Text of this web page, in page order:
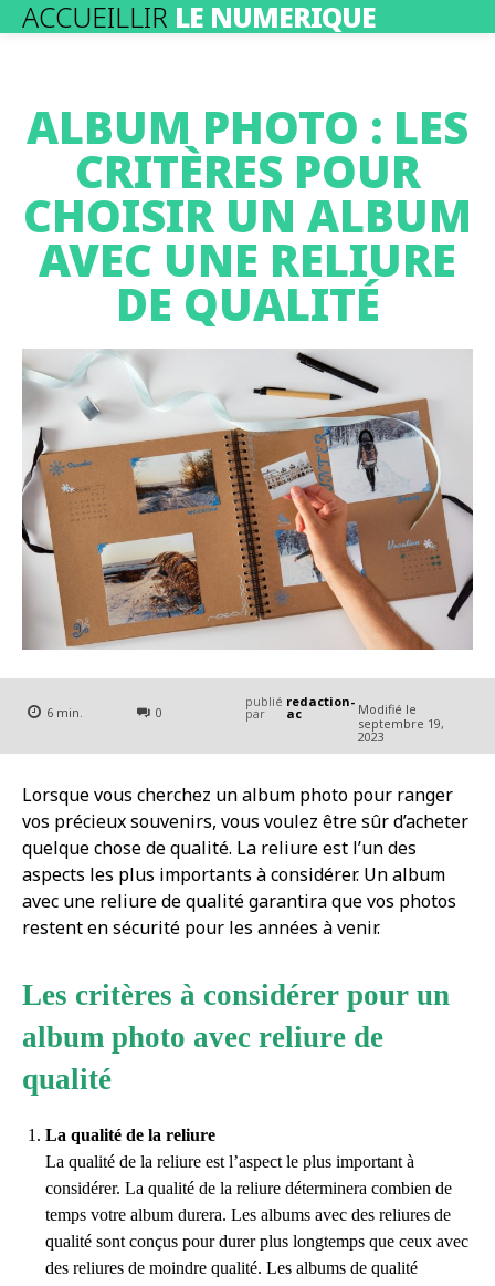
ACCUEILLIR LE NUMERIQUE
ALBUM PHOTO : LES
CRITÈRES POUR
CHOISIR UN ALBUM
AVEC UNE RELIURE
DE QUALITÉ
6 min. 0
publié
par
redaction-
ac
Modifié le
septembre 19,
2023
Lorsque vous cherchez un album photo pour ranger
vos précieux souvenirs, vous voulez être sûr d’acheter
quelque chose de qualité. La reliure est l’un des
aspects les plus importants à considérer. Un album
avec une reliure de qualité garantira que vos photos
restent en sécurité pour les années à venir.
Les critères à considérer pour un
album photo avec reliure de
qualité
La qualité de la reliure
La qualité de la reliure est l’aspect le plus important à
considérer. La qualité de la reliure déterminera combien de
temps votre album durera. Les albums avec des reliures de
qualité sont conçus pour durer plus longtemps que ceux avec
des reliures de moindre qualité. Les albums de qualité